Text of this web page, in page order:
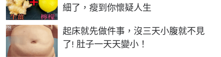
細了，瘦到你懷疑人生
起床就先做件事，沒三天小腹就不見
了! 肚子一天天變小！
PR